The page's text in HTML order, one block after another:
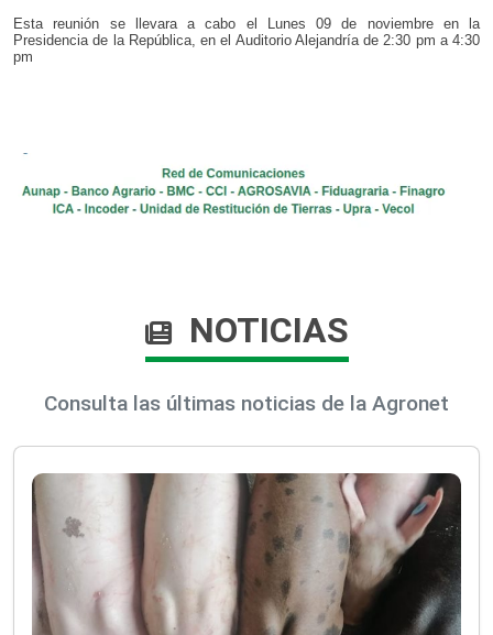
Esta reunión se llevara a cabo el Lunes 09 de noviembre en la
Presidencia de la República, en el Auditorio Alejandría de 2:30 pm a 4:30
pm
NOTICIAS
Consulta las últimas noticias de la Agronet